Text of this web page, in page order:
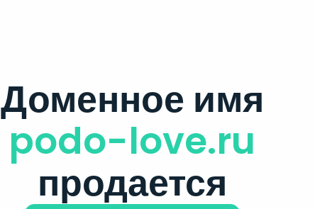
Доменное имя
podo-love.ru
продается